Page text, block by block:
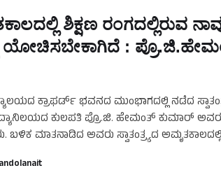
ಶಿಕ್ಷಣ ರಂಗದಲ್ಲಿರುವ
ಯೋಚಿಸಬೇಕಾಗಿದೆ :
ಕ್ರಾಫರ್ಡ್ ಭವನದ ಮುಂಭಾಗದಲ್ಲಿ ನಡೆದ
ಕುಲಪತಿ ಪ್ರೊ.ಜಿ. ಹೇಮಂತ್ ಕುಮಾರ್
ಮಾತನಾಡಿದ ಅವರು ಸ್ವಾತಂತ್ರ್ಯದ
andolanait